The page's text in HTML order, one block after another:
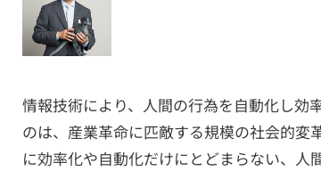
情報技術により、人間の行為を自動化し効
のは、産業革命に匹敵する規模の社会的変
に効率化や自動化だけにとどまらない、